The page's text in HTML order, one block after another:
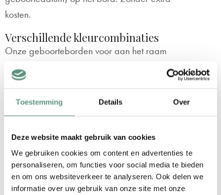
Toestemming Details Over
Deze website maakt gebruik van cookies
We gebruiken cookies om content en advertenties te
personaliseren, om functies voor social media te bieden
en om ons websiteverkeer te analyseren. Ook delen we
informatie over uw gebruik van onze site met onze
kosten.
Verschillende kleurcombinaties
Onze geboorteborden voor aan het raam
zijn 100cm breed (2 vlakken van 50cm) en
70cm hoog. Dit is een ideaal formaat dat
op praktisch elk raam bevestigd kan
worden. Verder kun je bij dit geboortebord
Donkerblauw
Donkergroen